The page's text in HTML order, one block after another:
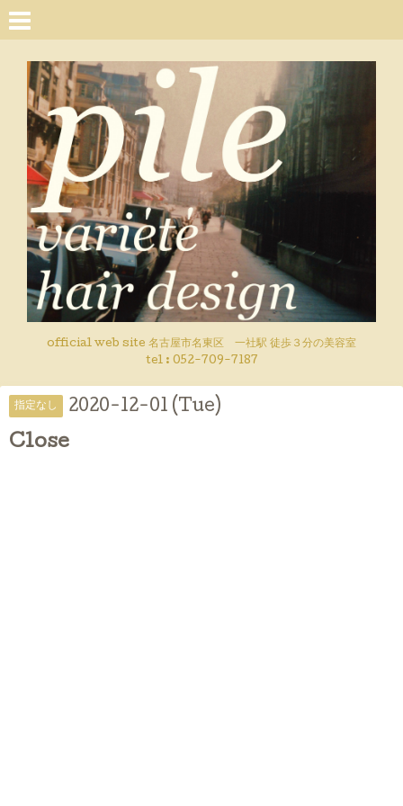
official web site 名古屋市名東区 一社駅 徒歩３分の美容室
tel : 052-709-7187
指定なし 2020-12-01 (Tue)
Close